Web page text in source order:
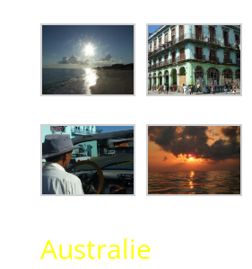
Australie